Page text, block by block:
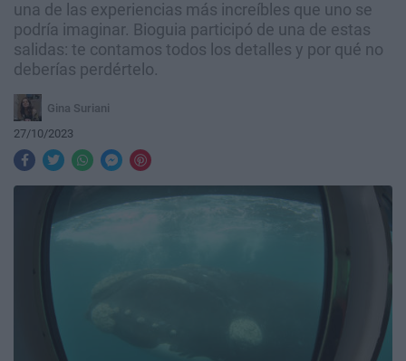
una de las experiencias más increíbles que uno se
podría imaginar. Bioguia participó de una de estas
salidas: te contamos todos los detalles y por qué no
deberías perdértelo.
Gina Suriani
27/10/2023